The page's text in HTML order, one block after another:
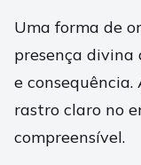
Uma forma de
presença divina
e consequência.
rastro claro no
compreensível.